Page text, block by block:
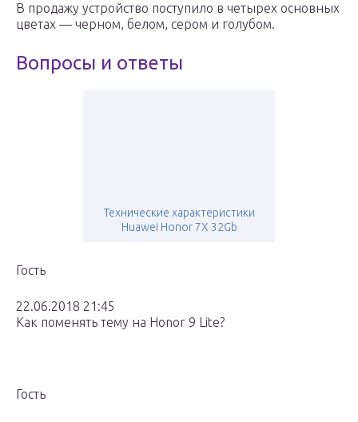
В продажу устройство поступило в четырех основных
цветах — черном, белом, сером и голубом.
Вопросы и ответы
Технические характеристики
Huawei Honor 7X 32Gb
Гость
22.06.2018 21:45
Как поменять тему на Honor 9 Lite?
Гость